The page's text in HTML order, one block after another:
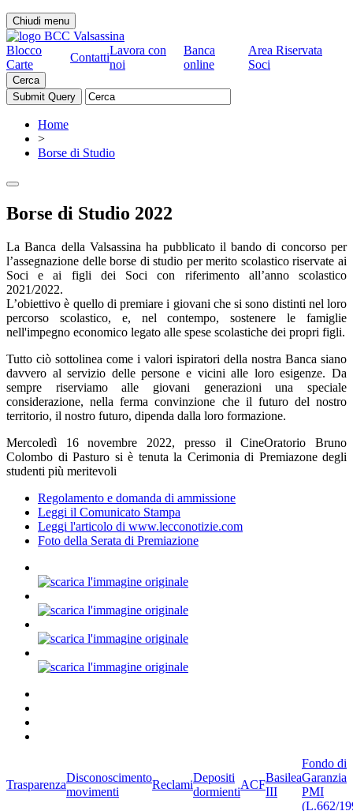
Chiudi menu
Blocco
Carte
Contatti
Lavora con
noi
Banca
online
Area Riservata
Soci
Cerca
Home
>
Borse di Studio
Borse di Studio 2022
La Banca della Valsassina ha pubblicato il bando di concorso per
l’assegnazione delle borse di studio per merito scolastico riservate ai
Soci e ai figli dei Soci con riferimento all’anno scolastico
2021/2022.
L’obiettivo è quello di premiare i giovani che si sono distinti nel loro
percorso scolastico, e, nel contempo, sostenere le famiglie
nell'impegno economico legato alle spese scolastiche dei propri figli.
Tutto ciò sottolinea come i valori ispiratori della nostra Banca siano
davvero al servizio delle persone e vicini alle loro esigenze. Da
sempre riserviamo alle giovani generazioni una speciale
considerazione, nella ferma convinzione che il futuro del nostro
territorio, il nostro futuro, dipenda dalla loro formazione.
Mercoledì 16 novembre 2022, presso il CineOratorio Bruno
Colombo di Pasturo si è tenuta la Cerimonia di Premiazone degli
studenti più meritevoli
Regolamento e domanda di ammissione
Leggi il Comunicato Stampa
Leggi l'articolo di www.lecconotizie.com
Foto della Serata di Premiazione
Trasparenza
Disconoscimento
movimenti
Reclami
Depositi
dormienti
ACF
Basilea
III
Fondo di
Garanzia
PMI
(L.662/